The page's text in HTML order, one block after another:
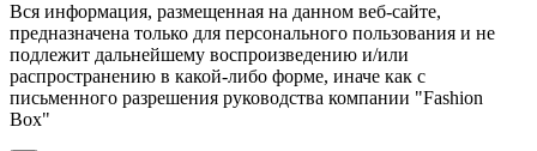
Вся информация, размещенная на данном веб-сайте,
предназначена только для персонального пользования и не
подлежит дальнейшему воспроизведению и/или
распространению в какой-либо форме, иначе как с
письменного разрешения руководства компании "Fashion
Box"